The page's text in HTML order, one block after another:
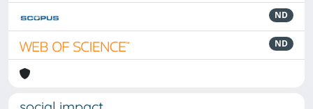
ND
ND